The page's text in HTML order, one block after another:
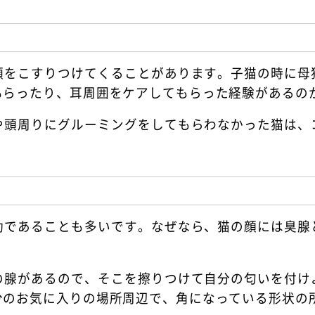
こすりつけてくることがあります。子猫の時に
ったり、耳周囲をケアしてもらった経験があるの
周りにグルーミングをしてもらわなかった猫は
あることも多いです。なぜなら、猫の顔には臭
があるので、そこを擦りつけて自分の匂いを付
お気に入りの場所周辺で、角になっている形状の